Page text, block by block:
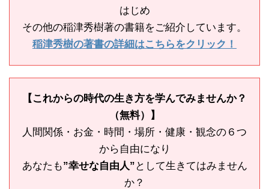
はじめ
その他の稲津秀樹著の書籍をご紹介しています。
稲津秀樹の著書の詳細はこちらをクリック！
【これからの時代の生き方を学んでみませんか？
（無料）】
人間関係・お金・時間・場所・健康・観念の６つ
から自由になり
あなたも”幸せな自由人” として生きてはみません
か？